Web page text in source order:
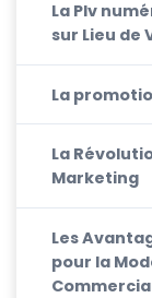
La Plv
sur Lieu de
La
La
Marketing
Les
pour la